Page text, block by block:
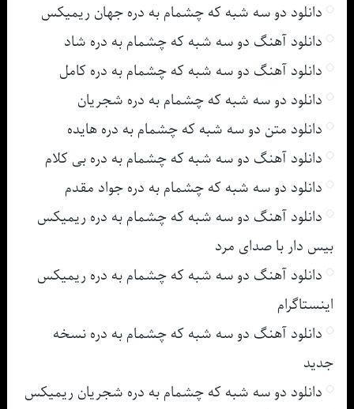
دانلود دو سه شبه که چشمام به دره جهان ریمیکس
دانلود آهنگ دو سه شبه که چشمام به دره شاد
دانلود آهنگ دو سه شبه که چشمام به دره کامل
دانلود دو سه شبه که چشمام به دره شجریان
دانلود متن دو سه شبه که چشمام به دره هایده
دانلود آهنگ دو سه شبه که چشمام به دره بی کلام
دانلود دو سه شبه که چشمام به دره جواد مقدم
دانلود آهنگ دو سه شبه که چشمام به دره ریمیکس
بیس دار با صدای مرد
دانلود آهنگ دو سه شبه که چشمام به دره ریمیکس
اینستاگرام
دانلود آهنگ دو سه شبه که چشمام به دره نسخه
جدید
دانلود دو سه شبه که چشمام به دره شجریان ریمیکس